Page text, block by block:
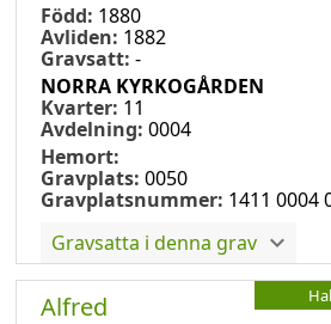
Född: 1880
Avliden: 1882
Gravsatt: -
NORRA KYRKOGÅRDEN
Kvarter: 11
Avdelning: 0004
Hemort:
Gravplats: 0050
Gravplatsnummer: 1411 0004
Gravsatta i denna grav
Alfred